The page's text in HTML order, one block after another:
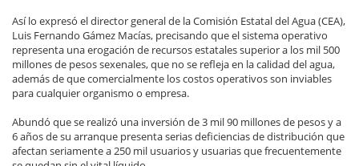
Así lo expresó el director general de la Comisión Estatal del Agua (CEA),
Luis Fernando Gámez Macías, precisando que el sistema operativo
representa una erogación de recursos estatales superior a los mil 500
millones de pesos sexenales, que no se refleja en la calidad del agua,
además de que comercialmente los costos operativos son inviables
para cualquier organismo o empresa.
Abundó que se realizó una inversión de 3 mil 90 millones de pesos y a
6 años de su arranque presenta serias deficiencias de distribución que
afectan seriamente a 250 mil usuarios y usuarias que frecuentemente